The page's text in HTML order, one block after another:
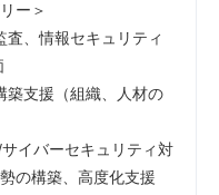
ー＞
、情報セキュリティ
築支援（組織、人材の
イバーセキュリティ対
の構築、高度化支援